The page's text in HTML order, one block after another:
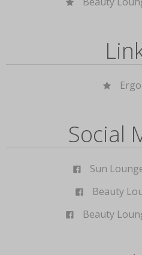
Social
Sun
Beauty
Beauty